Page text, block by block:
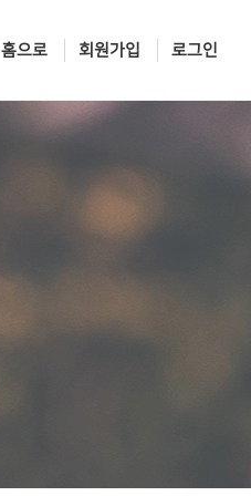
홈으로 회원가입 로그인